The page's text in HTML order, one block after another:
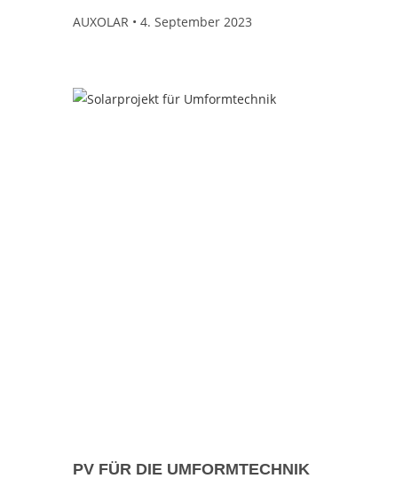
AUXOLAR 4. September 2023
PV FÜR DIE UMFORMTECHNIK